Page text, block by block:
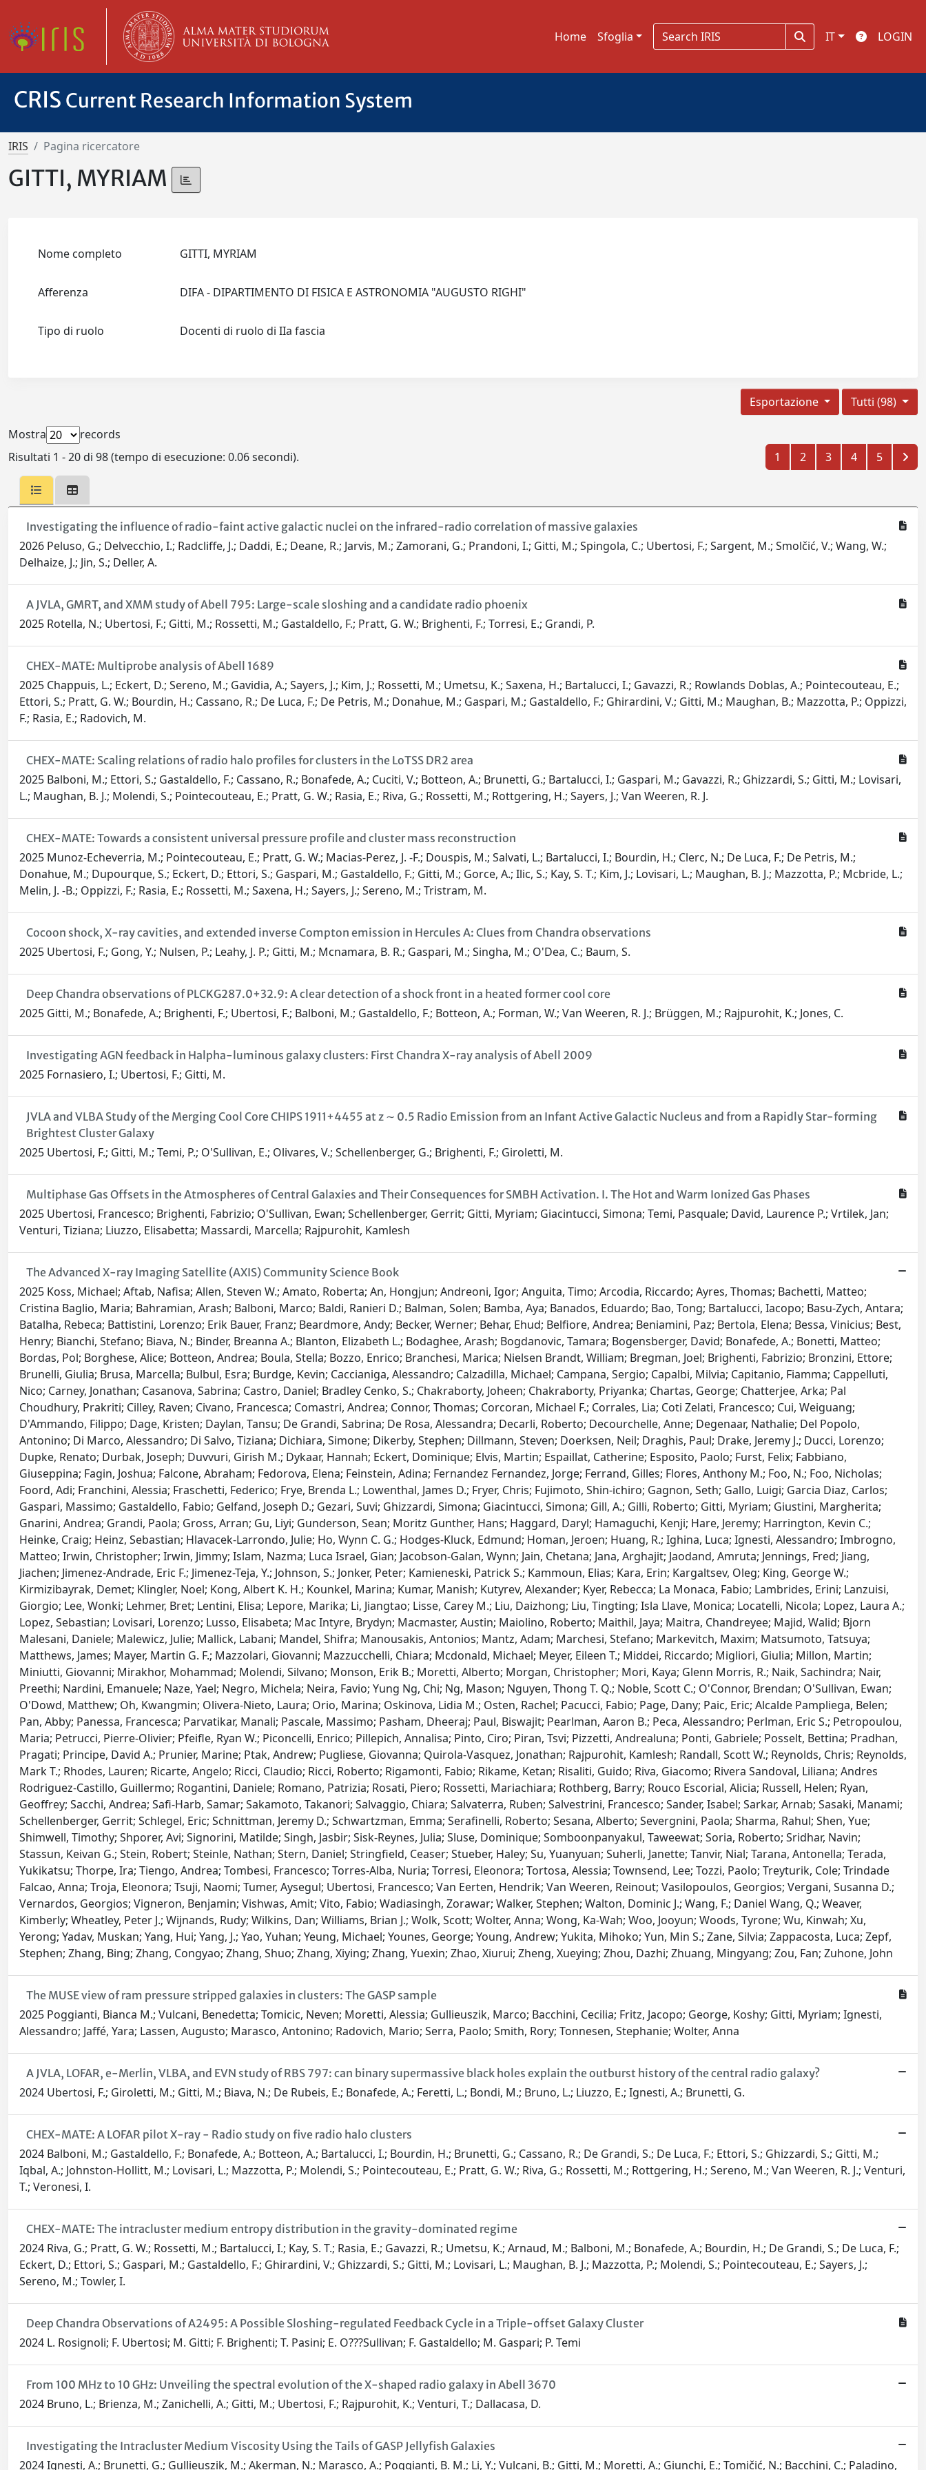
Home Sfoglia IT LOGIN
CRIS Current Research Information System
IRIS Pagina ricercatore
GITTI, MYRIAM
Nome completo GITTI, MYRIAM
Afferenza DIFA - DIPARTIMENTO DI FISICA E ASTRONOMIA "AUGUSTO RIGHI"
Tipo di ruolo Docenti di ruolo di IIa fascia
Tutti (98)
Esportazione
Mostra
records
Risultati 1 - 20 di 98 (tempo di esecuzione: 0.06 secondi).
1 2 3 4 5
Investigating the influence of radio-faint active galactic nuclei on the infrared-radio correlation of massive galaxies
2026 Peluso, G.; Delvecchio, I.; Radcliffe, J.; Daddi, E.; Deane, R.; Jarvis, M.; Zamorani, G.; Prandoni, I.; Gitti, M.; Spingola, C.; Ubertosi, F.; Sargent, M.; Smolčić, V.; Wang, W.;
Delhaize, J.; Jin, S.; Deller, A.
A JVLA, GMRT, and XMM study of Abell 795: Large-scale sloshing and a candidate radio phoenix
2025 Rotella, N.; Ubertosi, F.; Gitti, M.; Rossetti, M.; Gastaldello, F.; Pratt, G. W.; Brighenti, F.; Torresi, E.; Grandi, P.
CHEX-MATE: Multiprobe analysis of Abell 1689
2025 Chappuis, L.; Eckert, D.; Sereno, M.; Gavidia, A.; Sayers, J.; Kim, J.; Rossetti, M.; Umetsu, K.; Saxena, H.; Bartalucci, I.; Gavazzi, R.; Rowlands Doblas, A.; Pointecouteau, E.;
Ettori, S.; Pratt, G. W.; Bourdin, H.; Cassano, R.; De Luca, F.; De Petris, M.; Donahue, M.; Gaspari, M.; Gastaldello, F.; Ghirardini, V.; Gitti, M.; Maughan, B.; Mazzotta, P.; Oppizzi,
F.; Rasia, E.; Radovich, M.
CHEX-MATE: Scaling relations of radio halo profiles for clusters in the LoTSS DR2 area
2025 Balboni, M.; Ettori, S.; Gastaldello, F.; Cassano, R.; Bonafede, A.; Cuciti, V.; Botteon, A.; Brunetti, G.; Bartalucci, I.; Gaspari, M.; Gavazzi, R.; Ghizzardi, S.; Gitti, M.; Lovisari,
L.; Maughan, B. J.; Molendi, S.; Pointecouteau, E.; Pratt, G. W.; Rasia, E.; Riva, G.; Rossetti, M.; Rottgering, H.; Sayers, J.; Van Weeren, R. J.
CHEX-MATE: Towards a consistent universal pressure profile and cluster mass reconstruction
2025 Munoz-Echeverria, M.; Pointecouteau, E.; Pratt, G. W.; Macias-Perez, J. -F.; Douspis, M.; Salvati, L.; Bartalucci, I.; Bourdin, H.; Clerc, N.; De Luca, F.; De Petris, M.;
Donahue, M.; Dupourque, S.; Eckert, D.; Ettori, S.; Gaspari, M.; Gastaldello, F.; Gitti, M.; Gorce, A.; Ilic, S.; Kay, S. T.; Kim, J.; Lovisari, L.; Maughan, B. J.; Mazzotta, P.; Mcbride, L.;
Melin, J. -B.; Oppizzi, F.; Rasia, E.; Rossetti, M.; Saxena, H.; Sayers, J.; Sereno, M.; Tristram, M.
Cocoon shock, X-ray cavities, and extended inverse Compton emission in Hercules A: Clues from Chandra observations
2025 Ubertosi, F.; Gong, Y.; Nulsen, P.; Leahy, J. P.; Gitti, M.; Mcnamara, B. R.; Gaspari, M.; Singha, M.; O'Dea, C.; Baum, S.
Deep Chandra observations of PLCKG287.0+32.9: A clear detection of a shock front in a heated former cool core
2025 Gitti, M.; Bonafede, A.; Brighenti, F.; Ubertosi, F.; Balboni, M.; Gastaldello, F.; Botteon, A.; Forman, W.; Van Weeren, R. J.; Brüggen, M.; Rajpurohit, K.; Jones, C.
Investigating AGN feedback in Halpha-luminous galaxy clusters: First Chandra X-ray analysis of Abell 2009
2025 Fornasiero, I.; Ubertosi, F.; Gitti, M.
JVLA and VLBA Study of the Merging Cool Core CHIPS 1911+4455 at z ∼ 0.5 Radio Emission from an Infant Active Galactic Nucleus and from a Rapidly Star-forming
Brightest Cluster Galaxy
2025 Ubertosi, F.; Gitti, M.; Temi, P.; O'Sullivan, E.; Olivares, V.; Schellenberger, G.; Brighenti, F.; Giroletti, M.
Multiphase Gas Offsets in the Atmospheres of Central Galaxies and Their Consequences for SMBH Activation. I. The Hot and Warm Ionized Gas Phases
2025 Ubertosi, Francesco; Brighenti, Fabrizio; O'Sullivan, Ewan; Schellenberger, Gerrit; Gitti, Myriam; Giacintucci, Simona; Temi, Pasquale; David, Laurence P.; Vrtilek, Jan;
Venturi, Tiziana; Liuzzo, Elisabetta; Massardi, Marcella; Rajpurohit, Kamlesh
The Advanced X-ray Imaging Satellite (AXIS) Community Science Book
2025 Koss, Michael; Aftab, Nafisa; Allen, Steven W.; Amato, Roberta; An, Hongjun; Andreoni, Igor; Anguita, Timo; Arcodia, Riccardo; Ayres, Thomas; Bachetti, Matteo;
Cristina Baglio, Maria; Bahramian, Arash; Balboni, Marco; Baldi, Ranieri D.; Balman, Solen; Bamba, Aya; Banados, Eduardo; Bao, Tong; Bartalucci, Iacopo; Basu-Zych, Antara;
Batalha, Rebeca; Battistini, Lorenzo; Erik Bauer, Franz; Beardmore, Andy; Becker, Werner; Behar, Ehud; Belfiore, Andrea; Beniamini, Paz; Bertola, Elena; Bessa, Vinicius; Best,
Henry; Bianchi, Stefano; Biava, N.; Binder, Breanna A.; Blanton, Elizabeth L.; Bodaghee, Arash; Bogdanovic, Tamara; Bogensberger, David; Bonafede, A.; Bonetti, Matteo;
Bordas, Pol; Borghese, Alice; Botteon, Andrea; Boula, Stella; Bozzo, Enrico; Branchesi, Marica; Nielsen Brandt, William; Bregman, Joel; Brighenti, Fabrizio; Bronzini, Ettore;
Brunelli, Giulia; Brusa, Marcella; Bulbul, Esra; Burdge, Kevin; Caccianiga, Alessandro; Calzadilla, Michael; Campana, Sergio; Capalbi, Milvia; Capitanio, Fiamma; Cappelluti,
Nico; Carney, Jonathan; Casanova, Sabrina; Castro, Daniel; Bradley Cenko, S.; Chakraborty, Joheen; Chakraborty, Priyanka; Chartas, George; Chatterjee, Arka; Pal
Choudhury, Prakriti; Cilley, Raven; Civano, Francesca; Comastri, Andrea; Connor, Thomas; Corcoran, Michael F.; Corrales, Lia; Coti Zelati, Francesco; Cui, Weiguang;
D'Ammando, Filippo; Dage, Kristen; Daylan, Tansu; De Grandi, Sabrina; De Rosa, Alessandra; Decarli, Roberto; Decourchelle, Anne; Degenaar, Nathalie; Del Popolo,
Antonino; Di Marco, Alessandro; Di Salvo, Tiziana; Dichiara, Simone; Dikerby, Stephen; Dillmann, Steven; Doerksen, Neil; Draghis, Paul; Drake, Jeremy J.; Ducci, Lorenzo;
Dupke, Renato; Durbak, Joseph; Duvvuri, Girish M.; Dykaar, Hannah; Eckert, Dominique; Elvis, Martin; Espaillat, Catherine; Esposito, Paolo; Furst, Felix; Fabbiano,
Giuseppina; Fagin, Joshua; Falcone, Abraham; Fedorova, Elena; Feinstein, Adina; Fernandez Fernandez, Jorge; Ferrand, Gilles; Flores, Anthony M.; Foo, N.; Foo, Nicholas;
Foord, Adi; Franchini, Alessia; Fraschetti, Federico; Frye, Brenda L.; Lowenthal, James D.; Fryer, Chris; Fujimoto, Shin-ichiro; Gagnon, Seth; Gallo, Luigi; Garcia Diaz, Carlos;
Gaspari, Massimo; Gastaldello, Fabio; Gelfand, Joseph D.; Gezari, Suvi; Ghizzardi, Simona; Giacintucci, Simona; Gill, A.; Gilli, Roberto; Gitti, Myriam; Giustini, Margherita;
Gnarini, Andrea; Grandi, Paola; Gross, Arran; Gu, Liyi; Gunderson, Sean; Moritz Gunther, Hans; Haggard, Daryl; Hamaguchi, Kenji; Hare, Jeremy; Harrington, Kevin C.;
Heinke, Craig; Heinz, Sebastian; Hlavacek-Larrondo, Julie; Ho, Wynn C. G.; Hodges-Kluck, Edmund; Homan, Jeroen; Huang, R.; Ighina, Luca; Ignesti, Alessandro; Imbrogno,
Matteo; Irwin, Christopher; Irwin, Jimmy; Islam, Nazma; Luca Israel, Gian; Jacobson-Galan, Wynn; Jain, Chetana; Jana, Arghajit; Jaodand, Amruta; Jennings, Fred; Jiang,
Jiachen; Jimenez-Andrade, Eric F.; Jimenez-Teja, Y.; Johnson, S.; Jonker, Peter; Kamieneski, Patrick S.; Kammoun, Elias; Kara, Erin; Kargaltsev, Oleg; King, George W.;
Kirmizibayrak, Demet; Klingler, Noel; Kong, Albert K. H.; Kounkel, Marina; Kumar, Manish; Kutyrev, Alexander; Kyer, Rebecca; La Monaca, Fabio; Lambrides, Erini; Lanzuisi,
Giorgio; Lee, Wonki; Lehmer, Bret; Lentini, Elisa; Lepore, Marika; Li, Jiangtao; Lisse, Carey M.; Liu, Daizhong; Liu, Tingting; Isla Llave, Monica; Locatelli, Nicola; Lopez, Laura A.;
Lopez, Sebastian; Lovisari, Lorenzo; Lusso, Elisabeta; Mac Intyre, Brydyn; Macmaster, Austin; Maiolino, Roberto; Maithil, Jaya; Maitra, Chandreyee; Majid, Walid; Bjorn
Malesani, Daniele; Malewicz, Julie; Mallick, Labani; Mandel, Shifra; Manousakis, Antonios; Mantz, Adam; Marchesi, Stefano; Markevitch, Maxim; Matsumoto, Tatsuya;
Matthews, James; Mayer, Martin G. F.; Mazzolari, Giovanni; Mazzucchelli, Chiara; Mcdonald, Michael; Meyer, Eileen T.; Middei, Riccardo; Migliori, Giulia; Millon, Martin;
Miniutti, Giovanni; Mirakhor, Mohammad; Molendi, Silvano; Monson, Erik B.; Moretti, Alberto; Morgan, Christopher; Mori, Kaya; Glenn Morris, R.; Naik, Sachindra; Nair,
Preethi; Nardini, Emanuele; Naze, Yael; Negro, Michela; Neira, Favio; Yung Ng, Chi; Ng, Mason; Nguyen, Thong T. Q.; Noble, Scott C.; O'Connor, Brendan; O'Sullivan, Ewan;
O'Dowd, Matthew; Oh, Kwangmin; Olivera-Nieto, Laura; Orio, Marina; Oskinova, Lidia M.; Osten, Rachel; Pacucci, Fabio; Page, Dany; Paic, Eric; Alcalde Pampliega, Belen;
Pan, Abby; Panessa, Francesca; Parvatikar, Manali; Pascale, Massimo; Pasham, Dheeraj; Paul, Biswajit; Pearlman, Aaron B.; Peca, Alessandro; Perlman, Eric S.; Petropoulou,
Maria; Petrucci, Pierre-Olivier; Pfeifle, Ryan W.; Piconcelli, Enrico; Pillepich, Annalisa; Pinto, Ciro; Piran, Tsvi; Pizzetti, Andrealuna; Ponti, Gabriele; Posselt, Bettina; Pradhan,
Pragati; Principe, David A.; Prunier, Marine; Ptak, Andrew; Pugliese, Giovanna; Quirola-Vasquez, Jonathan; Rajpurohit, Kamlesh; Randall, Scott W.; Reynolds, Chris; Reynolds,
Mark T.; Rhodes, Lauren; Ricarte, Angelo; Ricci, Claudio; Ricci, Roberto; Rigamonti, Fabio; Rikame, Ketan; Risaliti, Guido; Riva, Giacomo; Rivera Sandoval, Liliana; Andres
Rodriguez-Castillo, Guillermo; Rogantini, Daniele; Romano, Patrizia; Rosati, Piero; Rossetti, Mariachiara; Rothberg, Barry; Rouco Escorial, Alicia; Russell, Helen; Ryan,
Geoffrey; Sacchi, Andrea; Safi-Harb, Samar; Sakamoto, Takanori; Salvaggio, Chiara; Salvaterra, Ruben; Salvestrini, Francesco; Sander, Isabel; Sarkar, Arnab; Sasaki, Manami;
Schellenberger, Gerrit; Schlegel, Eric; Schnittman, Jeremy D.; Schwartzman, Emma; Serafinelli, Roberto; Sesana, Alberto; Severgnini, Paola; Sharma, Rahul; Shen, Yue;
Shimwell, Timothy; Shporer, Avi; Signorini, Matilde; Singh, Jasbir; Sisk-Reynes, Julia; Sluse, Dominique; Somboonpanyakul, Taweewat; Soria, Roberto; Sridhar, Navin;
Stassun, Keivan G.; Stein, Robert; Steinle, Nathan; Stern, Daniel; Stringfield, Ceaser; Stueber, Haley; Su, Yuanyuan; Suherli, Janette; Tanvir, Nial; Tarana, Antonella; Terada,
Yukikatsu; Thorpe, Ira; Tiengo, Andrea; Tombesi, Francesco; Torres-Alba, Nuria; Torresi, Eleonora; Tortosa, Alessia; Townsend, Lee; Tozzi, Paolo; Treyturik, Cole; Trindade
Falcao, Anna; Troja, Eleonora; Tsuji, Naomi; Tumer, Aysegul; Ubertosi, Francesco; Van Eerten, Hendrik; Van Weeren, Reinout; Vasilopoulos, Georgios; Vergani, Susanna D.;
Vernardos, Georgios; Vigneron, Benjamin; Vishwas, Amit; Vito, Fabio; Wadiasingh, Zorawar; Walker, Stephen; Walton, Dominic J.; Wang, F.; Daniel Wang, Q.; Weaver,
Kimberly; Wheatley, Peter J.; Wijnands, Rudy; Wilkins, Dan; Williams, Brian J.; Wolk, Scott; Wolter, Anna; Wong, Ka-Wah; Woo, Jooyun; Woods, Tyrone; Wu, Kinwah; Xu,
Yerong; Yadav, Muskan; Yang, Hui; Yang, J.; Yao, Yuhan; Yeung, Michael; Younes, George; Young, Andrew; Yukita, Mihoko; Yun, Min S.; Zane, Silvia; Zappacosta, Luca; Zepf,
Stephen; Zhang, Bing; Zhang, Congyao; Zhang, Shuo; Zhang, Xiying; Zhang, Yuexin; Zhao, Xiurui; Zheng, Xueying; Zhou, Dazhi; Zhuang, Mingyang; Zou, Fan; Zuhone, John
The MUSE view of ram pressure stripped galaxies in clusters: The GASP sample
2025 Poggianti, Bianca M.; Vulcani, Benedetta; Tomicic, Neven; Moretti, Alessia; Gullieuszik, Marco; Bacchini, Cecilia; Fritz, Jacopo; George, Koshy; Gitti, Myriam; Ignesti,
Alessandro; Jaffé, Yara; Lassen, Augusto; Marasco, Antonino; Radovich, Mario; Serra, Paolo; Smith, Rory; Tonnesen, Stephanie; Wolter, Anna
A JVLA, LOFAR, e-Merlin, VLBA, and EVN study of RBS 797: can binary supermassive black holes explain the outburst history of the central radio galaxy?
2024 Ubertosi, F.; Giroletti, M.; Gitti, M.; Biava, N.; De Rubeis, E.; Bonafede, A.; Feretti, L.; Bondi, M.; Bruno, L.; Liuzzo, E.; Ignesti, A.; Brunetti, G.
CHEX-MATE: A LOFAR pilot X-ray - Radio study on five radio halo clusters
2024 Balboni, M.; Gastaldello, F.; Bonafede, A.; Botteon, A.; Bartalucci, I.; Bourdin, H.; Brunetti, G.; Cassano, R.; De Grandi, S.; De Luca, F.; Ettori, S.; Ghizzardi, S.; Gitti, M.;
Iqbal, A.; Johnston-Hollitt, M.; Lovisari, L.; Mazzotta, P.; Molendi, S.; Pointecouteau, E.; Pratt, G. W.; Riva, G.; Rossetti, M.; Rottgering, H.; Sereno, M.; Van Weeren, R. J.; Venturi,
T.; Veronesi, I.
CHEX-MATE: The intracluster medium entropy distribution in the gravity-dominated regime
2024 Riva, G.; Pratt, G. W.; Rossetti, M.; Bartalucci, I.; Kay, S. T.; Rasia, E.; Gavazzi, R.; Umetsu, K.; Arnaud, M.; Balboni, M.; Bonafede, A.; Bourdin, H.; De Grandi, S.; De Luca, F.;
Eckert, D.; Ettori, S.; Gaspari, M.; Gastaldello, F.; Ghirardini, V.; Ghizzardi, S.; Gitti, M.; Lovisari, L.; Maughan, B. J.; Mazzotta, P.; Molendi, S.; Pointecouteau, E.; Sayers, J.;
Sereno, M.; Towler, I.
Deep Chandra Observations of A2495: A Possible Sloshing-regulated Feedback Cycle in a Triple-offset Galaxy Cluster
2024 L. Rosignoli; F. Ubertosi; M. Gitti; F. Brighenti; T. Pasini; E. O???Sullivan; F. Gastaldello; M. Gaspari; P. Temi
From 100 MHz to 10 GHz: Unveiling the spectral evolution of the X-shaped radio galaxy in Abell 3670
2024 Bruno, L.; Brienza, M.; Zanichelli, A.; Gitti, M.; Ubertosi, F.; Rajpurohit, K.; Venturi, T.; Dallacasa, D.
Investigating the Intracluster Medium Viscosity Using the Tails of GASP Jellyfish Galaxies
2024 Ignesti, A.; Brunetti, G.; Gullieuszik, M.; Akerman, N.; Marasco, A.; Poggianti, B. M.; Li, Y.; Vulcani, B.; Gitti, M.; Moretti, A.; Giunchi, E.; Tomičić, N.; Bacchini, C.; Paladino,